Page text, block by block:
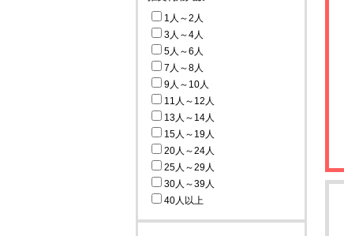
1人～2人
3人～4人
5人～6人
7人～8人
9人～10人
11人～12人
13人～14人
15人～19人
20人～24人
25人～29人
30人～39人
40人以上